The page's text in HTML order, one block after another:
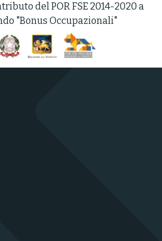
del POR FSE 2014-2020 a
"Bonus Occupazionali"